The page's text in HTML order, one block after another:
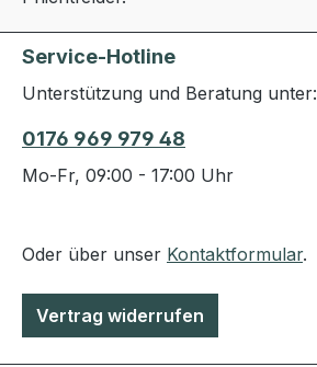
Service-Hotline
Unterstützung und Beratung unter:
0176 969 979 48
Mo-Fr, 09:00 - 17:00 Uhr
Oder über unser Kontaktformular.
Vertrag widerrufen